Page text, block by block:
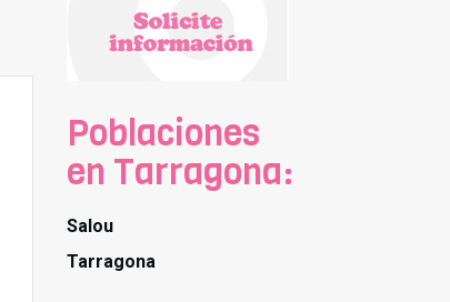
Poblaciones
en Tarragona:
Salou
Tarragona